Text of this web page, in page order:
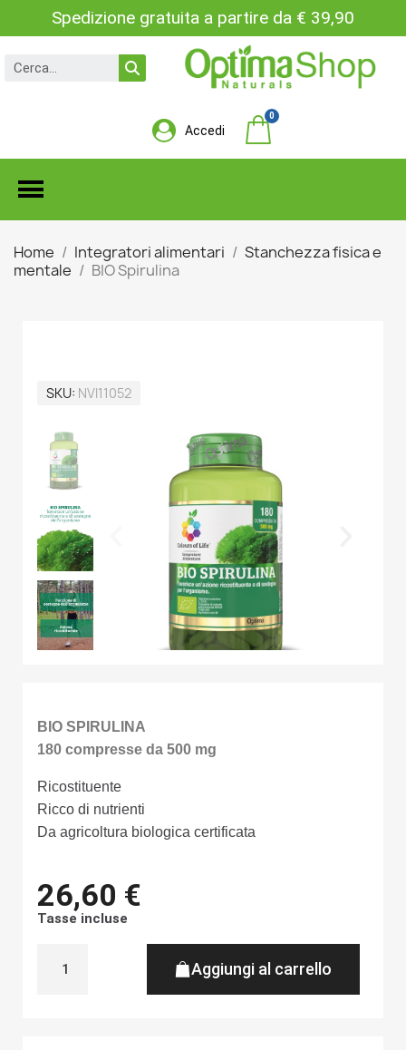
Spedizione gratuita a partire da € 39,90
Accedi
Home Integratori alimentari
Stanchezza fisica e
mentale
BIO Spirulina
SKU NVI11052
BIO SPIRULINA
180 compresse da 500 mg
Ricostituente
Ricco di nutrienti
Da agricoltura biologica certificata
26,60 €
Tasse incluse
Aggiungi al carrello